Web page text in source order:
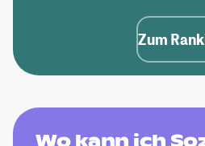
Zum
Wo kann ich